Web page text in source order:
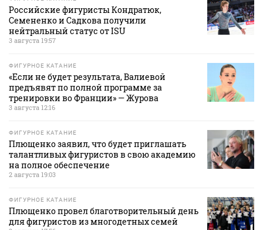
Российские фигуристы Кондратюк,
Семененко и Садкова получили
нейтральный статус от ISU
3 августа 19:57
ФИГУРНОЕ КАТАНИЕ
«Если не будет результата, Валиевой
предъявят по полной программе за
тренировки во Франции» — Журова
3 августа 12:16
ФИГУРНОЕ КАТАНИЕ
Плющенко заявил, что будет приглашать
талантливых фигуристов в свою академию
на полное обеспечение
2 августа 19:03
ФИГУРНОЕ КАТАНИЕ
Плющенко провел благотворительный день
для фигуристов из многодетных семей